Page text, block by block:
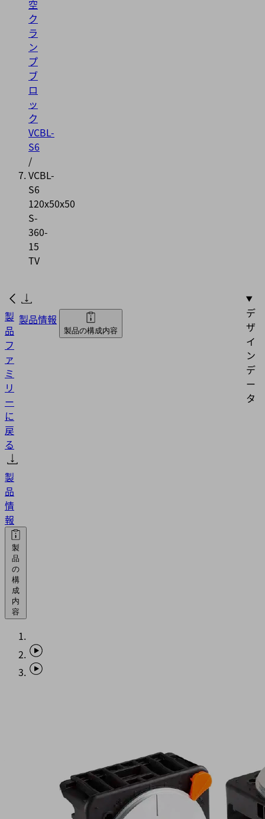
空
ク
ラ
ン
プ
ブ
ロ
ッ
ク
VCBL-
S6
/
VCBL-
S6
120x50x50
S-
360-
15
TV
製
品
フ
ァ
ミ
リ
ー
に
戻
る
製
品
情
報
製
品
の
構
成
内
容
120x50x50
製品情報
製品の構成内容
デ
ザ
イ
ン
デ
ー
タ
属
性